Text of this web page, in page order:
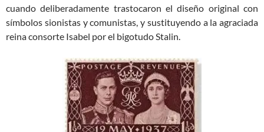
cuando deliberadamente trastocaron el diseño original con
símbolos sionistas y comunistas, y sustituyendo a la agraciada
reina consorte Isabel por el bigotudo Stalin.